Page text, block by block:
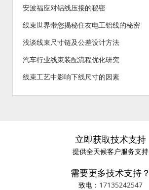
安波福应对铝线压接的秘密
线束世界带您揭秘住友电工铝线的秘密
浅谈线束尺寸链及公差设计方法
汽车行业线束装配流程优化研究
线束工艺中影响下线尺寸的因素
立即获取技术支持
提供全天候客户服务支持
需要更多技术支持？
致电： 17135242547